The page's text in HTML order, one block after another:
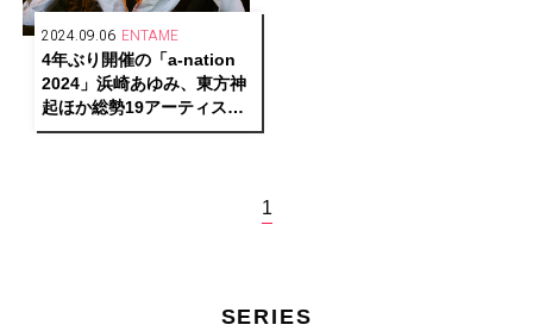
2024.09.06 ENTAME
4年ぶり開催の「a-nation
2024」浜崎あゆみ、東方神
起ほか総勢19アーティスト
の 競演と多彩なサプライズ
1
SERIES